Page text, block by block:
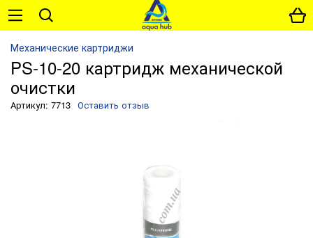
Механические картриджи
PS-10-20 картридж механической
очистки
Артикул: 7713 Оставить отзыв